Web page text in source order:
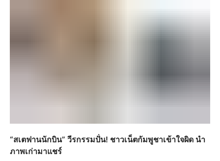
“สเตฟานนักบิน” วีรกรรมปั่น! ชาวเน็ตกัมพูชาเข้าใจผิด นำ
ภาพเก่ามาแชร์